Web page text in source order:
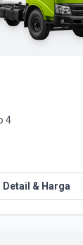
4
Detail & Harga